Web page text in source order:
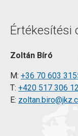
Értékesítési
Zoltán Bíró
M: +36 70 603
T: +420 517 306
E: